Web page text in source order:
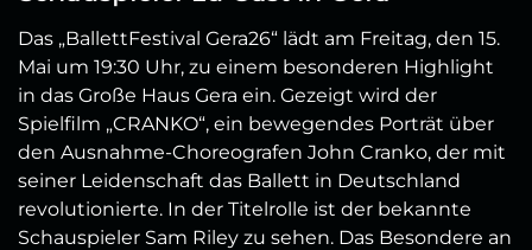
Das „BallettFestival Gera26“ lädt am Freitag, den 15.
Mai um 19:30 Uhr, zu einem besonderen Highlight
in das Große Haus Gera ein. Gezeigt wird der
Spielfilm „CRANKO“, ein bewegendes Porträt über
den Ausnahme-Choreografen John Cranko, der mit
seiner Leidenschaft das Ballett in Deutschland
revolutionierte. In der Titelrolle ist der bekannte
Schauspieler Sam Riley zu sehen. Das Besondere an